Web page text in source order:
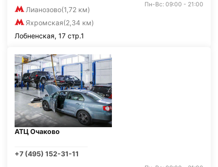
Лианозово(1,72 км)
Яхромская(2,34 км)
Пн-Вс: 09:00 - 21:00
Лобненская, 17 стр.1
АТЦ Очаково
+7 (495) 152-31-11